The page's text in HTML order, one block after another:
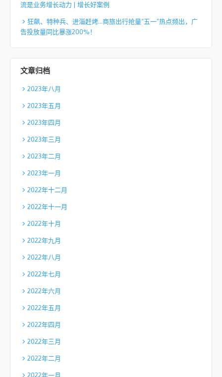
流是业务增长动力 | 增长好案例
狂飙、特种兵、进淄赶烤…商旅出行抢量“五一”热点频出，广
告投放量同比暴涨200%！
文章归档
2023年八月
2023年五月
2023年四月
2023年三月
2023年二月
2023年一月
2022年十二月
2022年十一月
2022年十月
2022年九月
2022年八月
2022年七月
2022年六月
2022年五月
2022年四月
2022年三月
2022年二月
2022年一月